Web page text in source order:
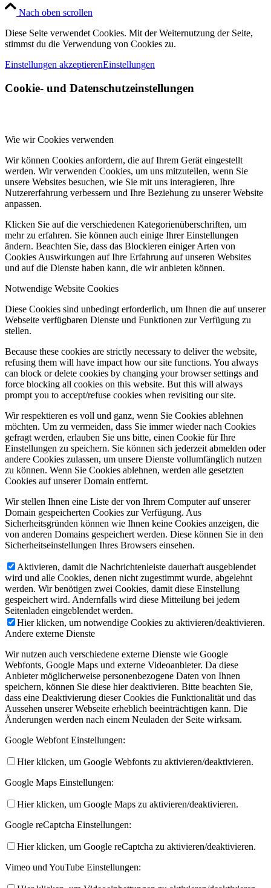
Nach oben scrollen
Diese Seite verwendet Cookies. Mit der Weiternutzung der Seite,
stimmst du die Verwendung von Cookies zu.
Einstellungen akzeptierenEinstellungen
Cookie- und Datenschutzeinstellungen
Wie wir Cookies verwenden
Wir können Cookies anfordern, die auf Ihrem Gerät eingestellt
werden. Wir verwenden Cookies, um uns mitzuteilen, wenn Sie
unsere Websites besuchen, wie Sie mit uns interagieren, Ihre
Nutzererfahrung verbessern und Ihre Beziehung zu unserer Website
anpassen.
Klicken Sie auf die verschiedenen Kategorienüberschriften, um
mehr zu erfahren. Sie können auch einige Ihrer Einstellungen
ändern. Beachten Sie, dass das Blockieren einiger Arten von
Cookies Auswirkungen auf Ihre Erfahrung auf unseren Websites
und auf die Dienste haben kann, die wir anbieten können.
Notwendige Website Cookies
Diese Cookies sind unbedingt erforderlich, um Ihnen die auf unserer
Webseite verfügbaren Dienste und Funktionen zur Verfügung zu
stellen.
Because these cookies are strictly necessary to deliver the website,
refusing them will have impact how our site functions. You always
can block or delete cookies by changing your browser settings and
force blocking all cookies on this website. But this will always
prompt you to accept/refuse cookies when revisiting our site.
Wir respektieren es voll und ganz, wenn Sie Cookies ablehnen
möchten. Um zu vermeiden, dass Sie immer wieder nach Cookies
gefragt werden, erlauben Sie uns bitte, einen Cookie für Ihre
Einstellungen zu speichern. Sie können sich jederzeit abmelden oder
andere Cookies zulassen, um unsere Dienste vollumfänglich nutzen
zu können. Wenn Sie Cookies ablehnen, werden alle gesetzten
Cookies auf unserer Domain entfernt.
Wir stellen Ihnen eine Liste der von Ihrem Computer auf unserer
Domain gespeicherten Cookies zur Verfügung. Aus
Sicherheitsgründen können wie Ihnen keine Cookies anzeigen, die
von anderen Domains gespeichert werden. Diese können Sie in den
Sicherheitseinstellungen Ihres Browsers einsehen.
Aktivieren, damit die Nachrichtenleiste dauerhaft ausgeblendet
wird und alle Cookies, denen nicht zugestimmt wurde, abgelehnt
werden. Wir benötigen zwei Cookies, damit diese Einstellung
gespeichert wird. Andernfalls wird diese Mitteilung bei jedem
Seitenladen eingeblendet werden.
Hier klicken, um notwendige Cookies zu aktivieren/deaktivieren.
Andere externe Dienste
Wir nutzen auch verschiedene externe Dienste wie Google
Webfonts, Google Maps und externe Videoanbieter. Da diese
Anbieter möglicherweise personenbezogene Daten von Ihnen
speichern, können Sie diese hier deaktivieren. Bitte beachten Sie,
dass eine Deaktivierung dieser Cookies die Funktionalität und das
Aussehen unserer Webseite erheblich beeinträchtigen kann. Die
Änderungen werden nach einem Neuladen der Seite wirksam.
Google Webfont Einstellungen:
Hier klicken, um Google Webfonts zu aktivieren/deaktivieren.
Google Maps Einstellungen:
Hier klicken, um Google Maps zu aktivieren/deaktivieren.
Google reCaptcha Einstellungen:
Hier klicken, um Google reCaptcha zu aktivieren/deaktivieren.
Vimeo und YouTube Einstellungen: